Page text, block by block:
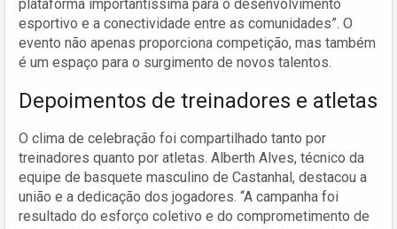
plataforma importantíssima para o desenvolvimento
esportivo e a conectividade entre as comunidades”. O
evento não apenas proporciona competição, mas também
é um espaço para o surgimento de novos talentos.
Depoimentos de treinadores e atletas
O clima de celebração foi compartilhado tanto por
treinadores quanto por atletas. Alberth Alves, técnico da
equipe de basquete masculino de Castanhal, destacou a
união e a dedicação dos jogadores. “A campanha foi
resultado do esforço coletivo e do comprometimento de